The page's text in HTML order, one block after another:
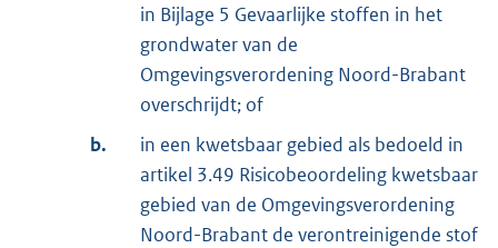
in Bijlage 5 Gevaarlijke stoffen in het
grondwater van de
Omgevingsverordening Noord-Brabant
overschrijdt; of
b.
in een kwetsbaar gebied als bedoeld in
artikel 3.49 Risicobeoordeling kwetsbaar
gebied van de Omgevingsverordening
Noord-Brabant de verontreinigende stof